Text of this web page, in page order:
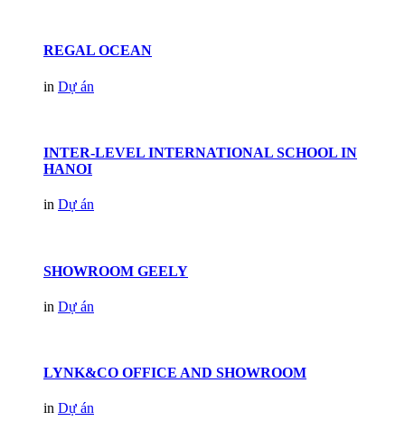
REGAL OCEAN
in Dự án
INTER-LEVEL INTERNATIONAL SCHOOL IN
HANOI
in Dự án
SHOWROOM GEELY
in Dự án
LYNK&CO OFFICE AND SHOWROOM
in Dự án